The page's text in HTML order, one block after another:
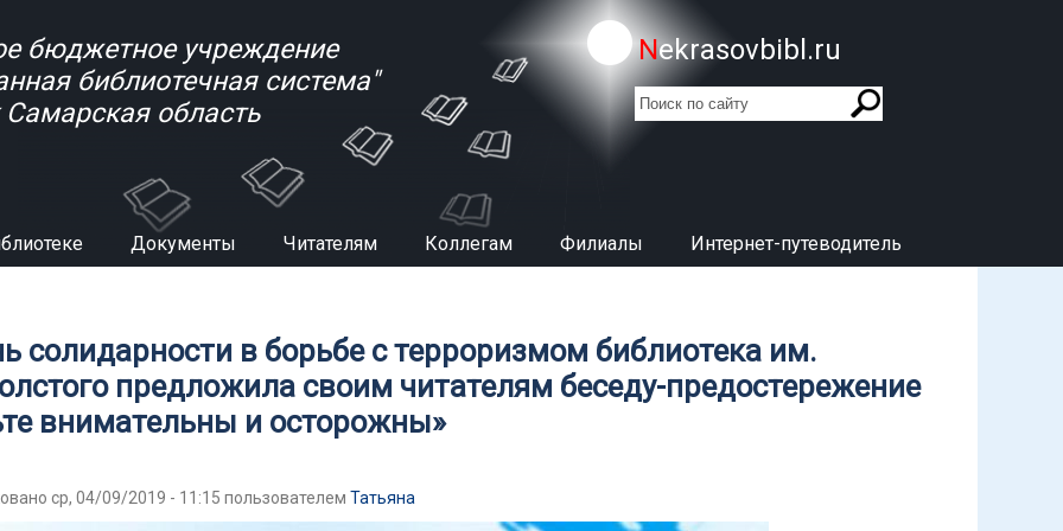
бюджетное учреждение
библиотечная система"
Самарская область
Nekrasovbibl.ru
Форма поиска
поиск
Документы Читателям Коллегам Филиалы Интернет-путеводитель
солидарности в борьбе с терроризмом библиотека им.
предложила своим читателям беседу-предостережение
внимательны и осторожны»
ср, 04/09/2019 - 11:15 пользователем Татьяна